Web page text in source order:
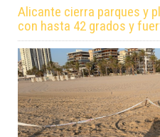
Alicante cierra parques y
con hasta 42 grados y